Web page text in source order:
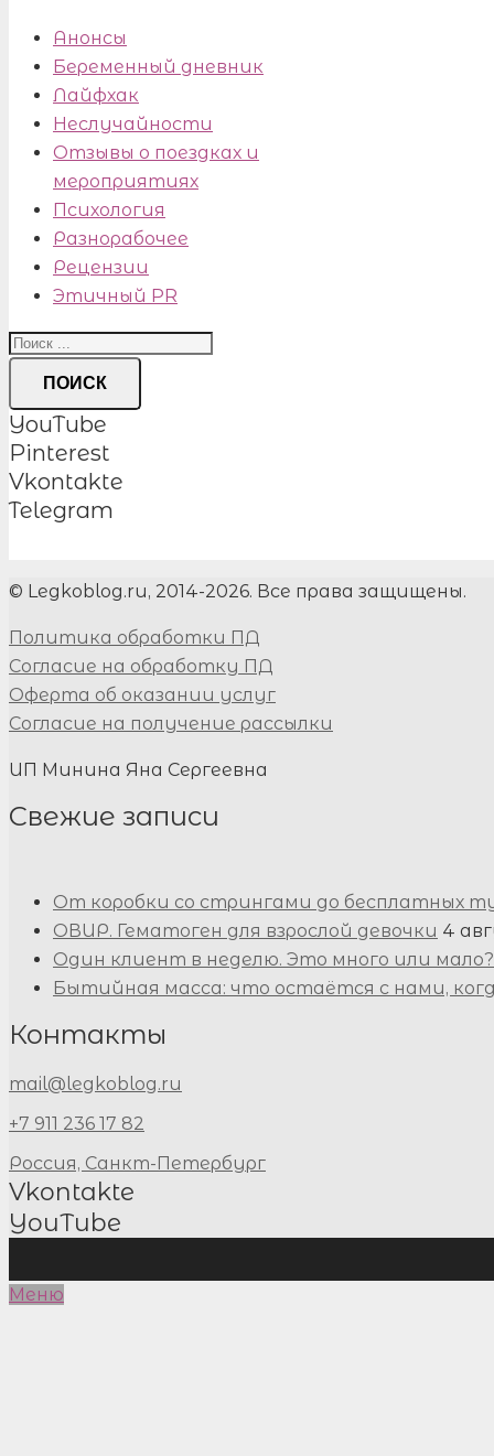
Анонсы
Беременный дневник
Лайфхак
Неслучайности
Отзывы о поездках и
мероприятиях
Психология
Разнорабочее
Рецензии
Этичный PR
ПОИСК
YouTube
Pinterest
Vkontakte
Telegram
© Legkoblog.ru, 2014-2026. Все права защищены.
Политика обработки ПД
Согласие на обработку ПД
Оферта об оказании услуг
Согласие на получение рассылки
ИП Минина Яна Сергеевна
Свежие записи
От коробки со стрингами до бесплатных
ОВИР. Гематоген для взрослой девочки 4
Один клиент в неделю. Это много или мало?
Бытийная масса: что остаётся с нами,
Контакты
mail@legkoblog.ru
+7 911 236 17 82
Россия, Санкт-Петербург
Vkontakte
YouTube
Меню